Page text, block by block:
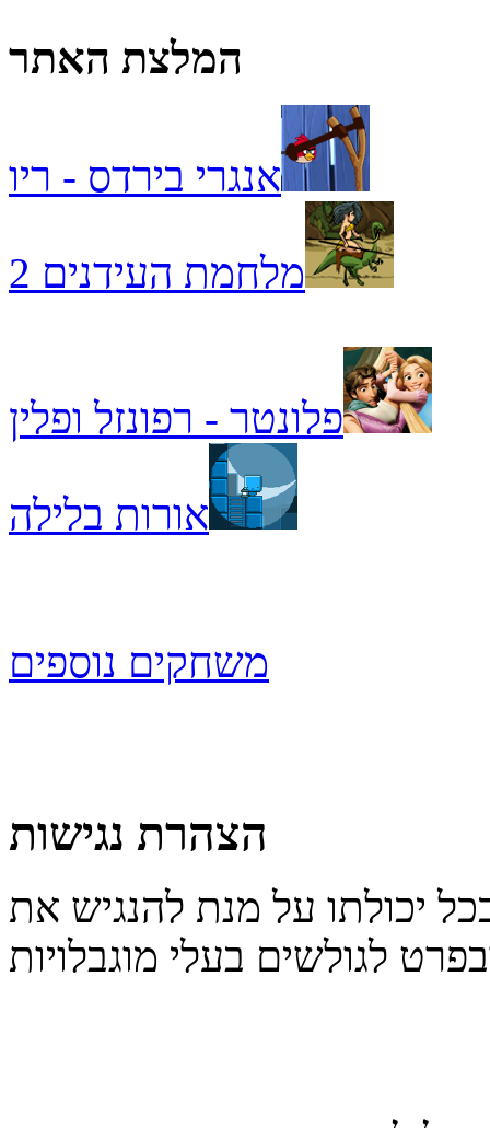
המלצת האתר
אנגרי בירדס - ריו
מלחמת העידנים 2
פלונטר - רפונזל ופלין
אורות בלילה
משחקים נוספים
הצהרת נגישות
יכולתו על מנת להנגיש את